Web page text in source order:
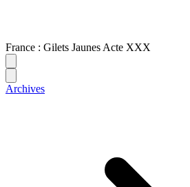
France : Gilets Jaunes Acte XXX
Archives